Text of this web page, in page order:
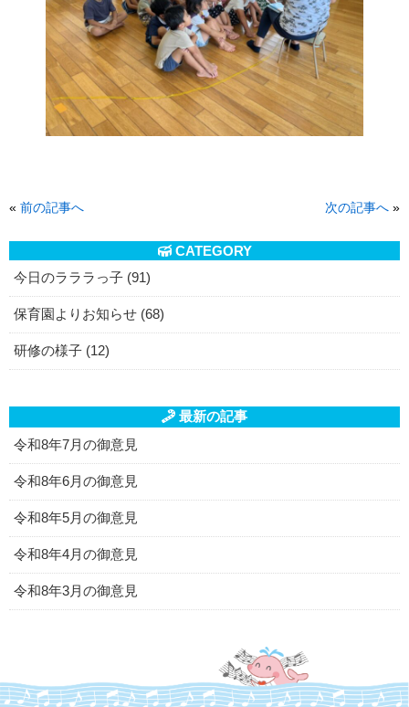
« 前の記事へ 次の記事へ »
CATEGORY
今日のラララっ子 (91)
保育園よりお知らせ (68)
研修の様子 (12)
最新の記事
令和8年7月の御意見
令和8年6月の御意見
令和8年5月の御意見
令和8年4月の御意見
令和8年3月の御意見